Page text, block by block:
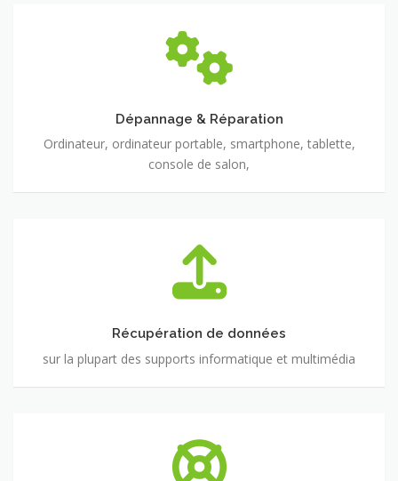
Dépannage & Réparation
Ordinateur, ordinateur portable, smartphone, tablette,
console de salon,
Récupération de données
sur la plupart des supports informatique et multimédia